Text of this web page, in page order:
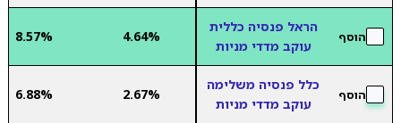
הוסף
הראל פנסיה כללית
עוקב מדדי מניות
4.64%
8.57%
הוסף
כלל פנסיה משלימה
עוקב מדדי מניות
2.67%
6.88%